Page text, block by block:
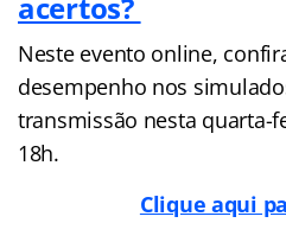
Neste evento online,
desempenho nos
transmissão nesta quarta-
18h.
Clique aqui